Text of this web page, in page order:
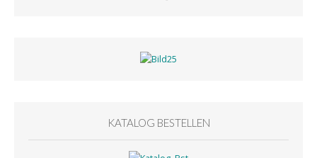
KATALOG BESTELLEN